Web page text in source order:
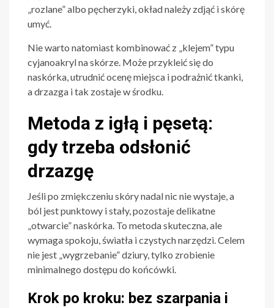
„rozlane” albo pęcherzyki, okład należy zdjąć i skórę
umyć.
Nie warto natomiast kombinować z „klejem” typu
cyjanoakryl na skórze. Może przykleić się do
naskórka, utrudnić ocenę miejsca i podrażnić tkanki,
a drzazga i tak zostaje w środku.
Metoda z igłą i pęsetą:
gdy trzeba odsłonić
drzazgę
Jeśli po zmiękczeniu skóry nadal nic nie wystaje, a
ból jest punktowy i stały, pozostaje delikatne
„otwarcie” naskórka. To metoda skuteczna, ale
wymaga spokoju, światła i czystych narzędzi. Celem
nie jest „wygrzebanie” dziury, tylko zrobienie
minimalnego dostępu do końcówki.
Krok po kroku: bez szarpania i